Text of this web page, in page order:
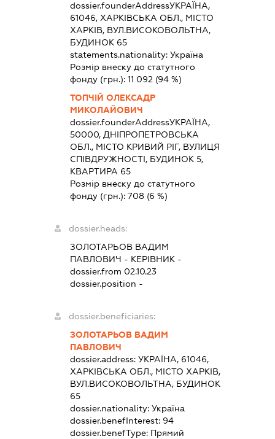
dossier.founderAddressУКРАЇНА,
61046, ХАРКІВСЬКА ОБЛ., МІСТО
ХАРКІВ, ВУЛ.ВИСОКОВОЛЬТНА,
БУДИНОК 65
statements.nationality:Україна
Розмір внеску до статутного
фонду (грн.):11 092 (94 %)
ТОПЧІЙ ОЛЕКСАДР
МИКОЛАЙОВИЧ
dossier.founderAddressУКРАЇНА,
50000, ДНІПРОПЕТРОВСЬКА
ОБЛ., МІСТО КРИВИЙ РІГ, ВУЛИЦЯ
СПІВДРУЖНОСТІ, БУДИНОК 5,
КВАРТИРА 65
Розмір внеску до статутного
фонду (грн.):708 (6 %)
dossier.heads:
ЗОЛОТАРЬОВ ВАДИМ
ПАВЛОВИЧ - КЕРІВНИК -
dossier.from 02.10.23
dossier.position -
dossier.beneficiaries:
ЗОЛОТАРЬОВ ВАДИМ
ПАВЛОВИЧ
dossier.address:УКРАЇНА, 61046,
ХАРКІВСЬКА ОБЛ., МІСТО ХАРКІВ,
ВУЛ.ВИСОКОВОЛЬТНА, БУДИНОК
65
dossier.nationality:Україна
dossier.benefInterest: 94
dossier.benefType: Прямий